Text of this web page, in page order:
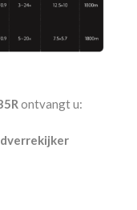
ontvangt u: